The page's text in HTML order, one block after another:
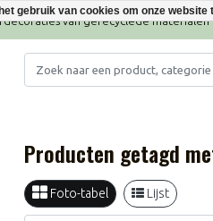
van gerecyclede materialen
Producten getagd
Foto-tabel Lijst
gebruik van cookies om onze website